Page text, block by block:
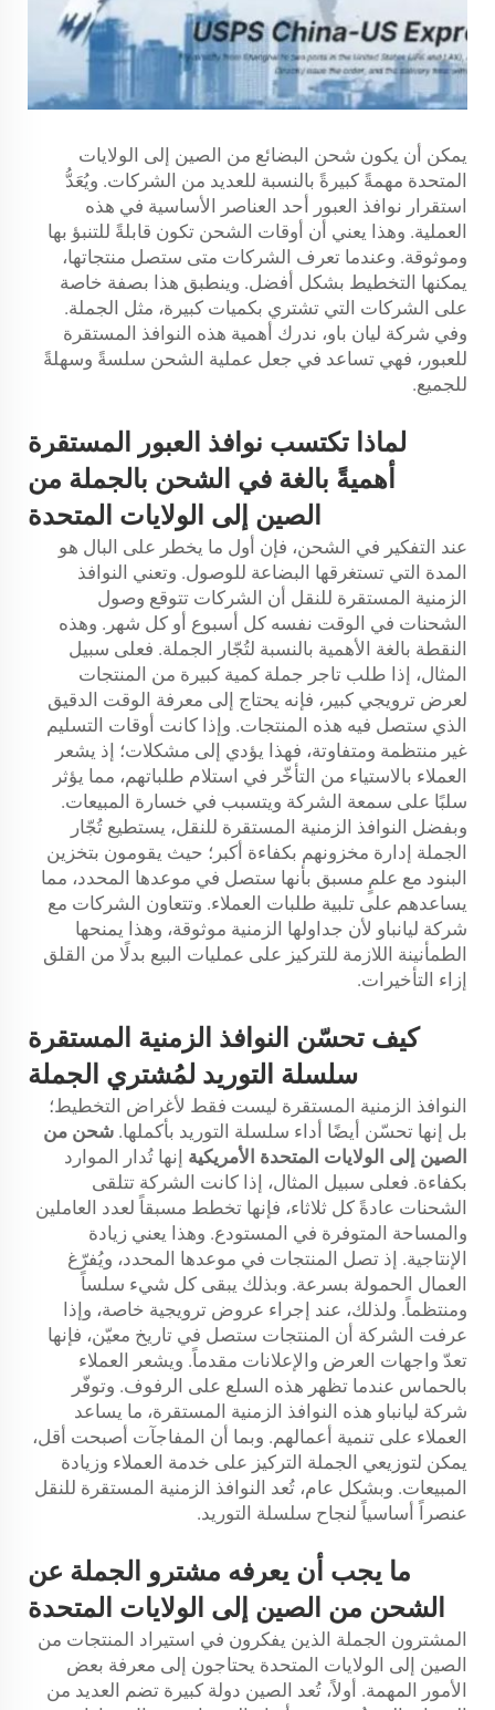
يمكن أن يكون شحن البضائع من الصين إلى الولايات
المتحدة مهمةً كبيرةً بالنسبة للعديد من الشركات. ويُعَدُّ
استقرار نوافذ العبور أحد العناصر الأساسية في هذه
العملية. وهذا يعني أن أوقات الشحن تكون قابلةً للتنبؤ بها
وموثوقة. وعندما تعرف الشركات متى ستصل منتجاتها،
يمكنها التخطيط بشكل أفضل. وينطبق هذا بصفة خاصة
على الشركات التي تشتري بكميات كبيرة، مثل الجملة.
وفي شركة ليان باو، ندرك أهمية هذه النوافذ المستقرة
للعبور، فهي تساعد في جعل عملية الشحن سلسةً وسهلةً
للجميع.
لماذا تكتسب نوافذ العبور المستقرة
أهميةً بالغة في الشحن بالجملة من
الصين إلى الولايات المتحدة
عند التفكير في الشحن، فإن أول ما يخطر على البال هو
المدة التي تستغرقها البضاعة للوصول. وتعني النوافذ
الزمنية المستقرة للنقل أن الشركات تتوقع وصول
الشحنات في الوقت نفسه كل أسبوع أو كل شهر. وهذه
النقطة بالغة الأهمية بالنسبة لتُجّار الجملة. فعلى سبيل
المثال، إذا طلب تاجر جملة كمية كبيرة من المنتجات
لعرض ترويجي كبير، فإنه يحتاج إلى معرفة الوقت الدقيق
الذي ستصل فيه هذه المنتجات. وإذا كانت أوقات التسليم
غير منتظمة ومتفاوتة، فهذا يؤدي إلى مشكلات؛ إذ يشعر
العملاء بالاستياء من التأخّر في استلام طلباتهم، مما يؤثر
سلبًا على سمعة الشركة ويتسبب في خسارة المبيعات.
وبفضل النوافذ الزمنية المستقرة للنقل، يستطيع تُجّار
الجملة إدارة مخزونهم بكفاءة أكبر؛ حيث يقومون بتخزين
البنود مع علمٍ مسبق بأنها ستصل في موعدها المحدد، مما
يساعدهم على تلبية طلبات العملاء. وتتعاون الشركات مع
شركة ليانباو لأن جداولها الزمنية موثوقة، وهذا يمنحها
الطمأنينة اللازمة للتركيز على عمليات البيع بدلًا من القلق
إزاء التأخيرات.
كيف تحسّن النوافذ الزمنية المستقرة
سلسلة التوريد لمُشتري الجملة
النوافذ الزمنية المستقرة ليست فقط لأغراض التخطيط؛
بل إنها تحسّن أيضًا أداء سلسلة التوريد بأكملها. شحن من
الصين إلى الولايات المتحدة الأمريكية إنها تُدار الموارد
بكفاءة. فعلى سبيل المثال، إذا كانت الشركة تتلقى
الشحنات عادةً كل ثلاثاء، فإنها تخطط مسبقاً لعدد العاملين
والمساحة المتوفرة في المستودع. وهذا يعني زيادة
الإنتاجية. إذ تصل المنتجات في موعدها المحدد، ويُفرّغ
العمال الحمولة بسرعة. وبذلك يبقى كل شيء سلساً
ومنتظماً. ولذلك، عند إجراء عروض ترويجية خاصة، وإذا
عرفت الشركة أن المنتجات ستصل في تاريخ معيّن، فإنها
تعدّ واجهات العرض والإعلانات مقدماً. ويشعر العملاء
بالحماس عندما تظهر هذه السلع على الرفوف. وتوفّر
شركة ليانباو هذه النوافذ الزمنية المستقرة، ما يساعد
العملاء على تنمية أعمالهم. وبما أن المفاجآت أصبحت أقل،
يمكن لتوزيعي الجملة التركيز على خدمة العملاء وزيادة
المبيعات. وبشكل عام، تُعد النوافذ الزمنية المستقرة للنقل
عنصراً أساسياً لنجاح سلسلة التوريد.
ما يجب أن يعرفه مشترو الجملة عن
الشحن من الصين إلى الولايات المتحدة
المشترون الجملة الذين يفكرون في استيراد المنتجات من
الصين إلى الولايات المتحدة يحتاجون إلى معرفة بعض
الأمور المهمة. أولاً، تُعد الصين دولة كبيرة تضم العديد من